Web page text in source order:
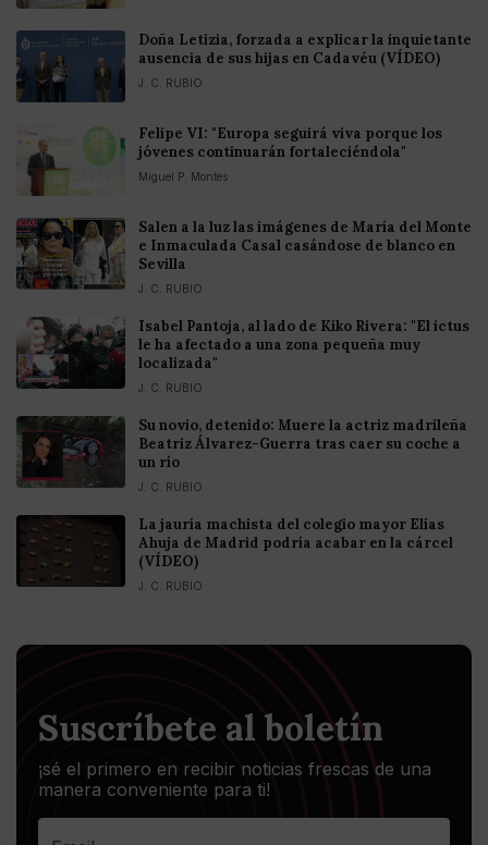
Doña Letizia, forzada a explicar la inquietante
ausencia de sus hijas en Cadavéu (VÍDEO)
J. C. RUBIO
Felipe VI: "Europa seguirá viva porque los
jóvenes continuarán fortaleciéndola"
Miguel P. Montes
Salen a la luz las imágenes de María del Monte
e Inmaculada Casal casándose de blanco en
Sevilla
J. C. RUBIO
Isabel Pantoja, al lado de Kiko Rivera: "El ictus
le ha afectado a una zona pequeña muy
localizada"
J. C. RUBIO
Su novio, detenido: Muere la actriz madrileña
Beatriz Álvarez-Guerra tras caer su coche a
un río
J. C. RUBIO
La jauría machista del colegio mayor Elías
Ahuja de Madrid podría acabar en la cárcel
(VÍDEO)
J. C. RUBIO
Suscríbete al boletín
¡sé el primero en recibir noticias frescas de una
manera conveniente para ti!